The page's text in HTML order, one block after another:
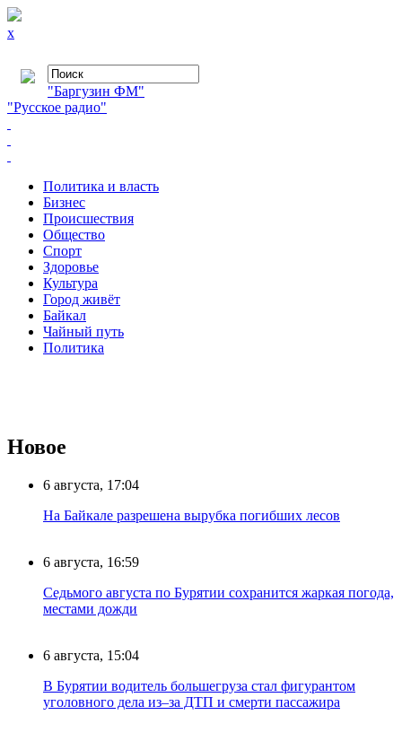
x
"Баргузин ФМ"
"Русское радио"
Политика и власть
Бизнес
Происшествия
Общество
Cпорт
Здоровье
Культура
Город живёт
Байкал
Чайный путь
Политика
Новое
6 августа, 17:04
На Байкале разрешена вырубка погибших лесов
6 августа, 16:59
Седьмого августа по Бурятии сохранится жаркая погода,
местами дожди
6 августа, 15:04
В Бурятии водитель большегруза стал фигурантом
уголовного дела из–за ДТП и смерти пассажира